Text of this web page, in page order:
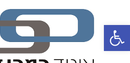
פתח סרגל נגישות